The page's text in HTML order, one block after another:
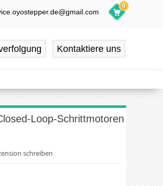
0
Kontaktiere uns
Loop-Schrittmotoren
schreiben